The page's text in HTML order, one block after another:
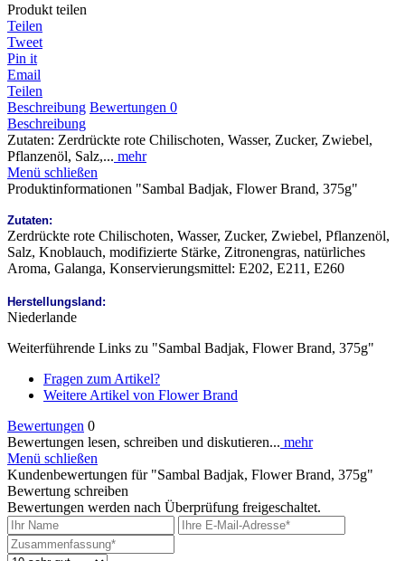
Produkt teilen
Teilen
Tweet
Pin it
Email
Teilen
Beschreibung Bewertungen 0
Beschreibung
Zutaten: Zerdrückte rote Chilischoten, Wasser, Zucker, Zwiebel,
Pflanzenöl, Salz,... mehr
Menü schließen
Produktinformationen "Sambal Badjak, Flower Brand, 375g"
Zutaten:
Zerdrückte rote Chilischoten, Wasser, Zucker, Zwiebel, Pflanzenöl,
Salz, Knoblauch, modifizierte Stärke, Zitronengras, natürliches
Aroma, Galanga, Konservierungsmittel: E202, E211, E260
Herstellungsland:
Niederlande
Weiterführende Links zu "Sambal Badjak, Flower Brand, 375g"
Fragen zum Artikel?
Weitere Artikel von Flower Brand
Bewertungen 0
Bewertungen lesen, schreiben und diskutieren... mehr
Menü schließen
Kundenbewertungen für "Sambal Badjak, Flower Brand, 375g"
Bewertung schreiben
Bewertungen werden nach Überprüfung freigeschaltet.